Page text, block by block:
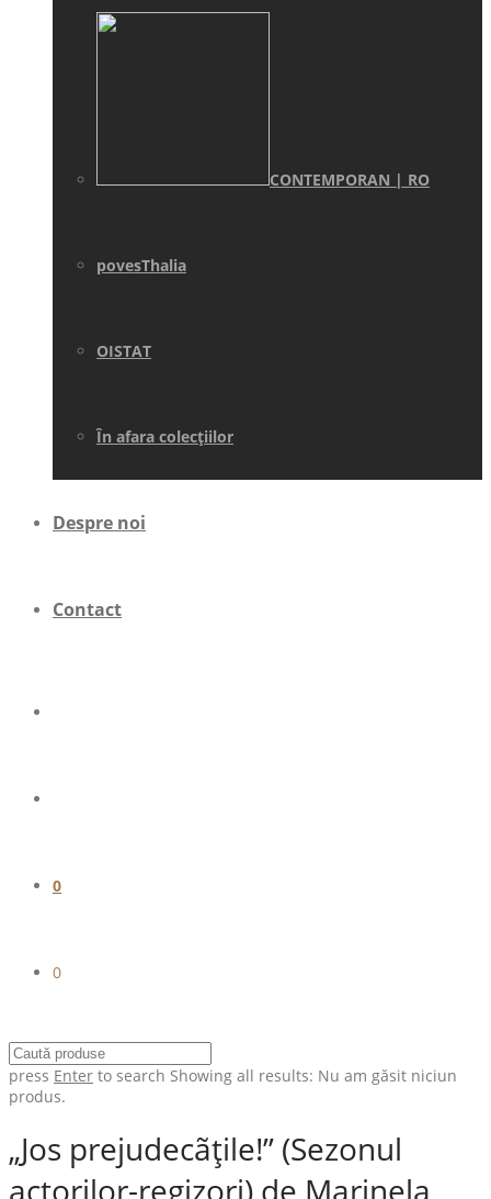
CONTEMPORAN | RO
povesThalia
OISTAT
În afara colecţiilor
Despre noi
Contact
0
0
press Enter to search Showing all results: Nu am găsit niciun
produs.
„Jos prejudecãţile!” (Sezonul
actorilor-regizori) de Marinela